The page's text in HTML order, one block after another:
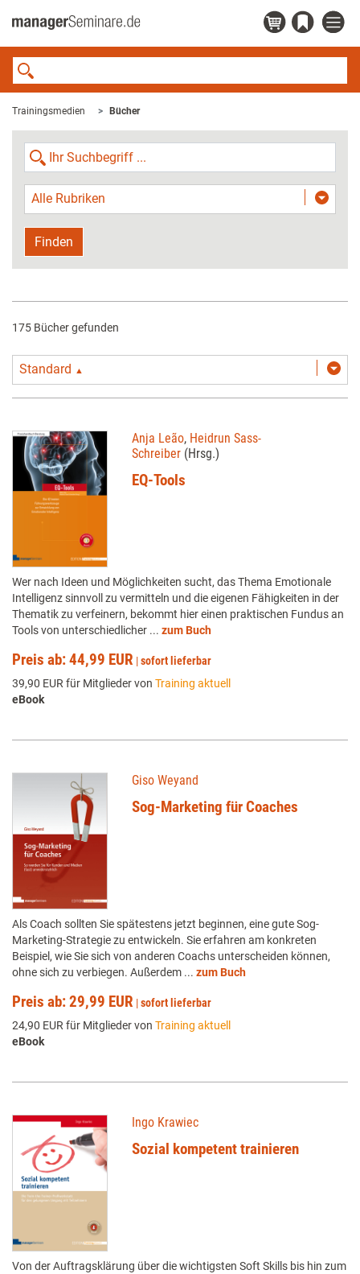
Trainingsmedien Bücher
Alle Rubriken
Finden
175 Bücher gefunden
Standard ▲
Anja Leão, Heidrun Sass-
Schreiber (Hrsg.)
EQ-Tools
Wer nach Ideen und Möglichkeiten sucht, das Thema Emotionale
Intelligenz sinnvoll zu vermitteln und die eigenen Fähigkeiten in der
Thematik zu verfeinern, bekommt hier einen praktischen Fundus an
Tools von unterschiedlicher ... zum Buch
Preis ab: 44,99 EUR |sofort lieferbar
39,90 EUR für Mitglieder von Training aktuell
eBook
Giso Weyand
Sog-Marketing für Coaches
Als Coach sollten Sie spätestens jetzt beginnen, eine gute Sog-
Marketing-Strategie zu entwickeln. Sie erfahren am konkreten
Beispiel, wie Sie sich von anderen Coachs unterscheiden können,
ohne sich zu verbiegen. Außerdem ... zum Buch
Preis ab: 29,99 EUR |sofort lieferbar
24,90 EUR für Mitglieder von Training aktuell
eBook
Ingo Krawiec
Sozial kompetent trainieren
Von der Auftragsklärung über die wichtigsten Soft Skills bis hin zum